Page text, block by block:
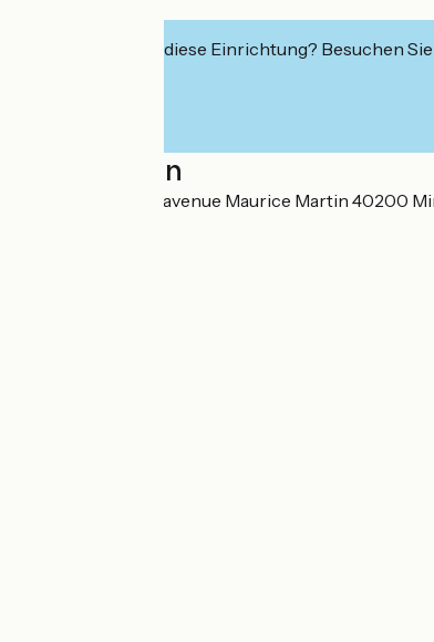
Interessiert Sie diese Einrichtung? Besuchen
Localisation
22 rue des lacs 43 avenue Maurice Martin 40200